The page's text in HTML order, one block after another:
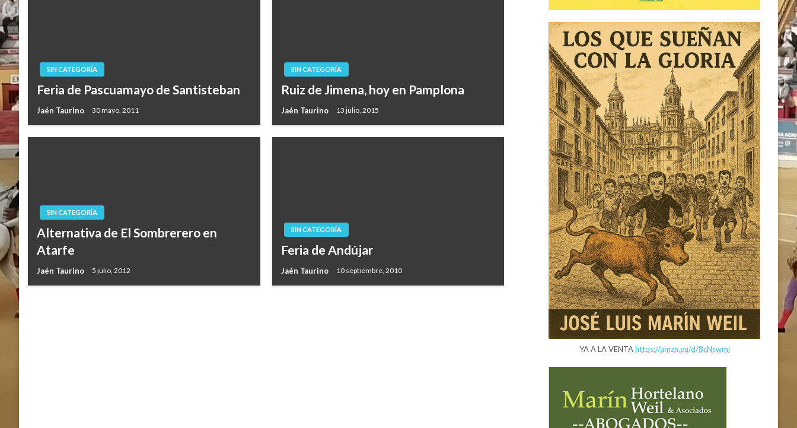
SIN CATEGORÍA
Feria de Pascuamayo de Santisteban
Jaén Taurino 30 mayo, 2011
SIN CATEGORÍA
Ruiz de Jimena, hoy en Pamplona
Jaén Taurino 13 julio, 2015
SIN CATEGORÍA
Alternativa de El Sombrerero en
Atarfe
Jaén Taurino 5 julio, 2012
SIN CATEGORÍA
Feria de Andújar
Jaén Taurino 10 septiembre, 2010
YA A LA VENTAhttps://amzn.eu/d/8cNswmj